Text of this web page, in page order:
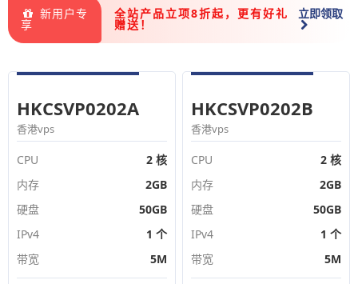
新用户专
享
全站产品立项8折起，更有好礼
赠送！
立即领取
HKCSVP0202A
香港vps
CPU
2 核
内存
2GB
硬盘
50GB
IPv4
1 个
带宽
5M
HKCSVP0202B
香港vps
CPU
2 核
内存
2GB
硬盘
50GB
IPv4
1 个
带宽
5M